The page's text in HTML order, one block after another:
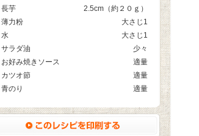
長芋
2.5cm（約２０ｇ）
薄力粉
大さじ1
水
大さじ1
サラダ油
少々
お好み焼きソース
適量
カツオ節
適量
青のり
適量